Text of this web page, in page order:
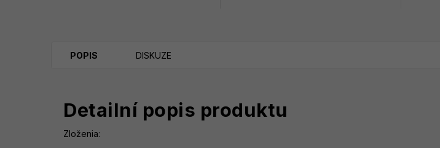
POPIS DISKUZE
Detailní popis produktu
Zloženia: